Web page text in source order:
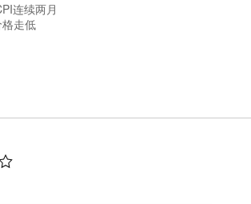
连续两月
走低